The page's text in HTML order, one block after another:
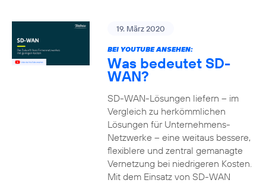
19. März 2020
BEI YOUTUBE ANSEHEN:
Was bedeutet SD-
WAN?
SD-WAN-Lösungen liefern – im
Vergleich zu herkömmlichen
Lösungen für Unternehmens-
Netzwerke – eine weitaus bessere,
flexiblere und zentral gemanagte
Vernetzung bei niedrigeren Kosten.
Mit dem Einsatz von SD-WAN